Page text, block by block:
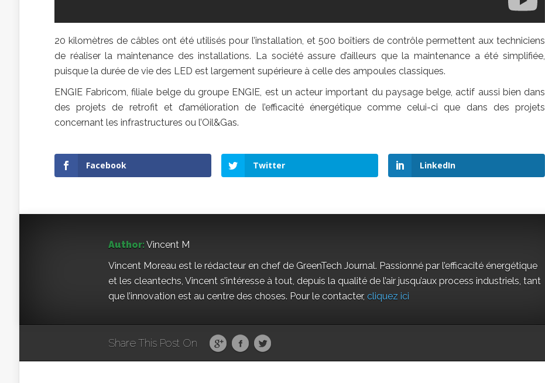
20 kilomètres de câbles ont été utilisés pour l’installation, et 500 boîtiers de contrôle permettent aux techniciens
de réaliser la maintenance des installations. La société assure d’ailleurs que la maintenance a été simplifiée,
puisque la durée de vie des LED est largement supérieure à celle des ampoules classiques.
ENGIE Fabricom, filiale belge du groupe ENGIE, est un acteur important du paysage belge, actif aussi bien dans
des projets de retrofit et d’amélioration de l’efficacité énergétique comme celui-ci que dans des projets
concernant les infrastructures ou l’Oil&Gas.
Facebook Twitter LinkedIn
Author: Vincent M
Vincent Moreau est le rédacteur en chef de GreenTech Journal. Passionné par l’efficacité énergétique
et les cleantechs, Vincent s’intéresse à tout, depuis la qualité de l’air jusqu’aux process industriels, tant
que l’innovation est au centre des choses. Pour le contacter, cliquez ici
Share This Post On